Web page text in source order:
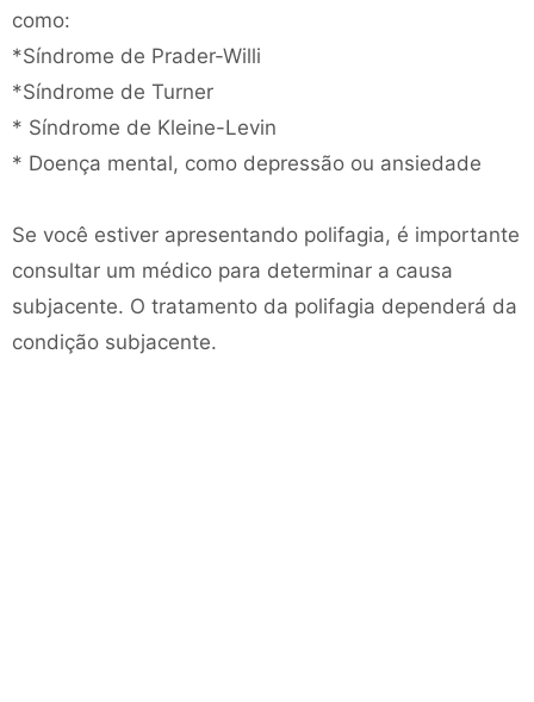
como:
*Síndrome de Prader-Willi
*Síndrome de Turner
* Síndrome de Kleine-Levin
* Doença mental, como depressão ou ansiedade
Se você estiver apresentando polifagia, é importante
consultar um médico para determinar a causa
subjacente. O tratamento da polifagia dependerá da
condição subjacente.